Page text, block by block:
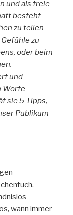
und als freie
besteht
zu teilen
zu
oder beim
und
Worte
sie 5 Tipps,
Publikum
wann immer